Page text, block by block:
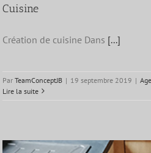
Cuisine
Création de cuisine Dans [...]
ParTeamConceptJB | 19 septembre 2019 |
Lire la suite